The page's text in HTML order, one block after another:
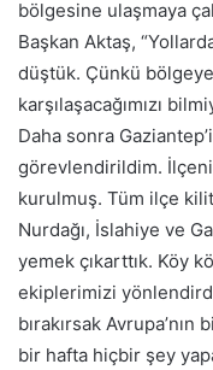
bölgesine ulaşmaya
Başkan Aktaş,
düştük. Çünkü
karşılaşacağımızı
Daha sonra
görevlendirildim.
kurulmuş. Tüm ilçe
Nurdağı, İslahiye ve
yemek çıkarttık. Köy
ekiplerimizi
bırakırsak
bir hafta hiçbir şey